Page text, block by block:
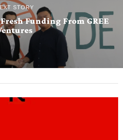
STORY
Funding From GREE